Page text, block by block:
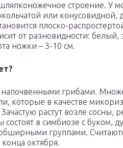
строение. У
или конусовидной,
плоско-
от разновидности:
ножки – 3-10 см.
напочвенными грибами.
которые в качестве
растут возле сосны,
в симбиозе с буком,
группами.
конца октября.